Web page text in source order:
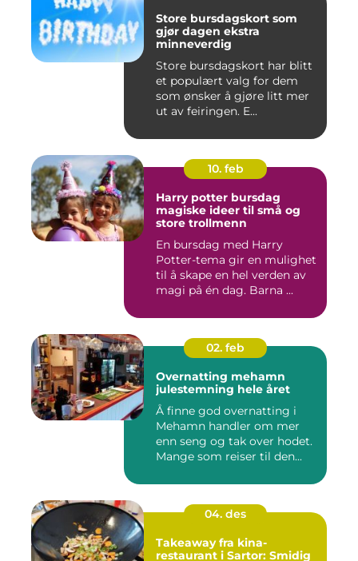
Store bursdagskort som
gjør dagen ekstra
minneverdig
Store bursdagskort har blitt
et populært valg for dem
som ønsker å gjøre litt mer
ut av feiringen. E...
10. feb
Harry potter bursdag
magiske ideer til små og
store trollmenn
En bursdag med Harry
Potter-tema gir en mulighet
til å skape en hel verden av
magi på én dag. Barna ...
02. feb
Overnatting mehamn
julestemning hele året
Å finne god overnatting i
Mehamn handler om mer
enn seng og tak over hodet.
Mange som reiser til den...
04. des
Takeaway fra kina-
restaurant i Sartor: Smidig